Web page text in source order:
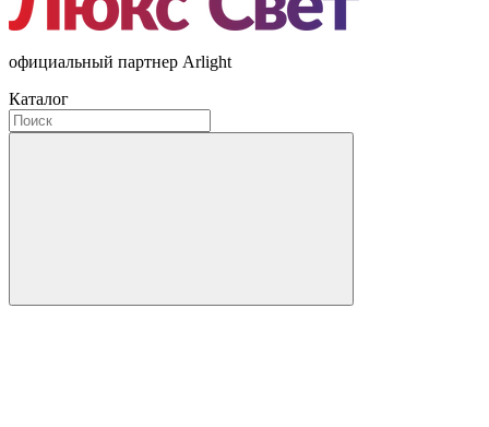
официальный партнер Arlight
Каталог